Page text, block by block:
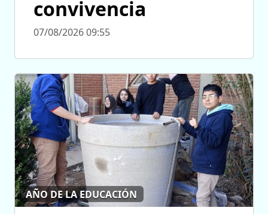
convivencia
07/08/2026 09:55
AÑO DE LA EDUCACIÓN